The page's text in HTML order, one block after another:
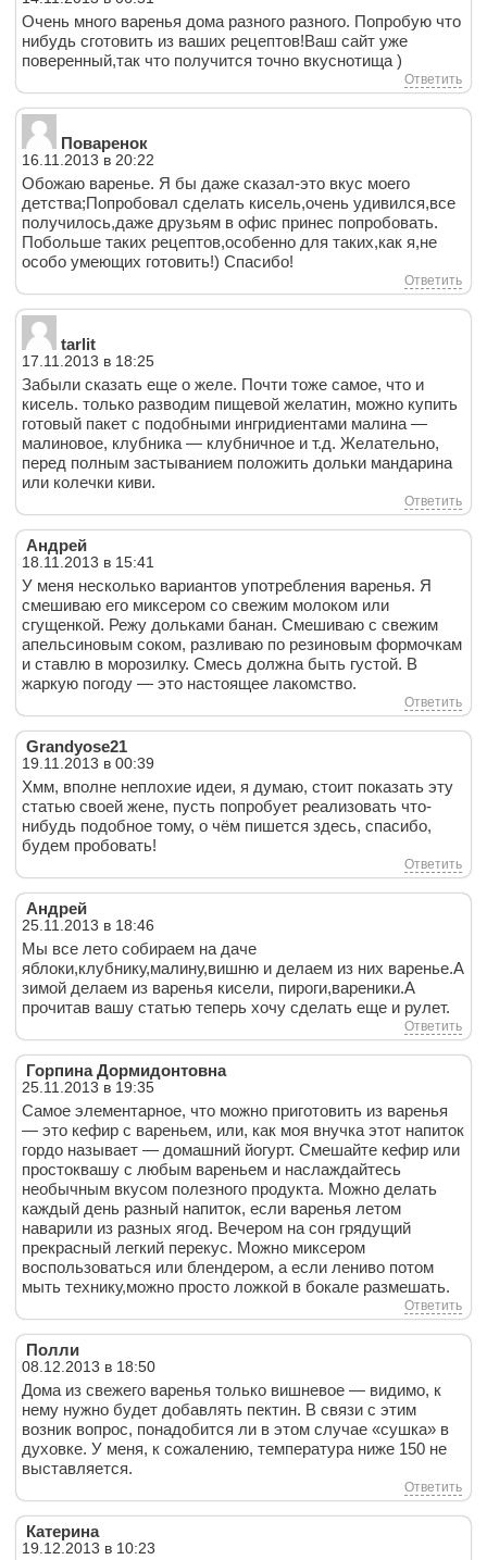
Очень много варенья дома разного разного. Попробую что
нибудь сготовить из ваших рецептов!Ваш сайт уже
поверенный,так что получится точно вкуснотища )
Ответить
Поваренок
16.11.2013 в 20:22
Обожаю варенье. Я бы даже сказал-это вкус моего
детства;Попробовал сделать кисель,очень удивился,все
получилось,даже друзьям в офис принес попробовать.
Побольше таких рецептов,особенно для таких,как я,не
особо умеющих готовить!) Спасибо!
Ответить
tarlit
17.11.2013 в 18:25
Забыли сказать еще о желе. Почти тоже самое, что и
кисель. только разводим пищевой желатин, можно купить
готовый пакет с подобными ингридиентами малина —
малиновое, клубника — клубничное и т.д. Желательно,
перед полным застыванием положить дольки мандарина
или колечки киви.
Ответить
Андрей
18.11.2013 в 15:41
У меня несколько вариантов употребления варенья. Я
смешиваю его миксером со свежим молоком или
сгущенкой. Режу дольками банан. Смешиваю с свежим
апельсиновым соком, разливаю по резиновым формочкам
и ставлю в морозилку. Смесь должна быть густой. В
жаркую погоду — это настоящее лакомство.
Ответить
Grandyose21
19.11.2013 в 00:39
Хмм, вполне неплохие идеи, я думаю, стоит показать эту
статью своей жене, пусть попробует реализовать что-
нибудь подобное тому, о чём пишется здесь, спасибо,
будем пробовать!
Ответить
Андрей
25.11.2013 в 18:46
Мы все лето собираем на даче
яблоки,клубнику,малину,вишню и делаем из них варенье.А
зимой делаем из варенья кисели, пироги,вареники.А
прочитав вашу статью теперь хочу сделать еще и рулет.
Ответить
Горпина Дормидонтовна
25.11.2013 в 19:35
Самое элементарное, что можно приготовить из варенья
— это кефир с вареньем, или, как моя внучка этот напиток
гордо называет — домашний йогурт. Смешайте кефир или
простоквашу с любым вареньем и наслаждайтесь
необычным вкусом полезного продукта. Можно делать
каждый день разный напиток, если варенья летом
наварили из разных ягод. Вечером на сон грядущий
прекрасный легкий перекус. Можно миксером
воспользоваться или блендером, а если лениво потом
мыть технику,можно просто ложкой в бокале размешать.
Ответить
Полли
08.12.2013 в 18:50
Дома из свежего варенья только вишневое — видимо, к
нему нужно будет добавлять пектин. В связи с этим
возник вопрос, понадобится ли в этом случае «сушка» в
духовке. У меня, к сожалению, температура ниже 150 не
выставляется.
Ответить
Катерина
19.12.2013 в 10:23